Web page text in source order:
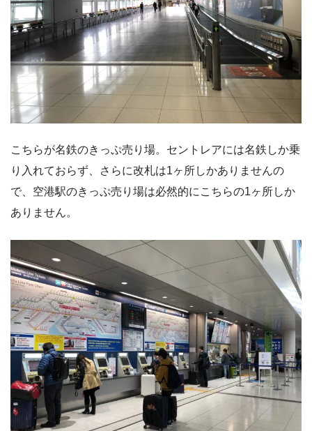
こちらが名鉄のきっぷ売り場。セントレアには名鉄しか乗
り入れておらず、さらに改札は1ヶ所しかありませんの
で、空港駅のきっぷ売り場は必然的にこちらの1ヶ所しか
ありません。